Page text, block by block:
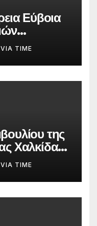
Εύβοια
TIME
της
Χαλκίδας
TIME